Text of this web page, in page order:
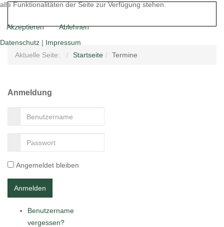
Aktuelle Seite: Startseite Termine
Anmeldung
Angemeldet bleiben
Benutzername
vergessen?
alle Funktionalitäten der Seite zur Verfügung stehen.
Akzeptieren
Ablehnen
Datenschutz | Impressum